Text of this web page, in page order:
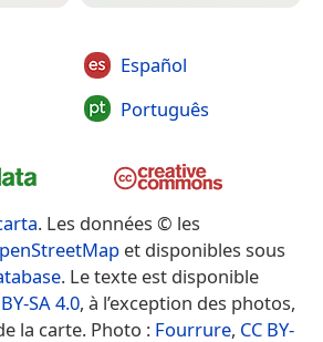
Español
Português
. Les données © les
et disponibles sous
. Le texte est disponible
SA 4.0, à l’exception des photos,
la carte. Photo : Fourrure, CC BY-